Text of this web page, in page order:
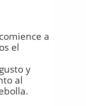
a
el
y
al